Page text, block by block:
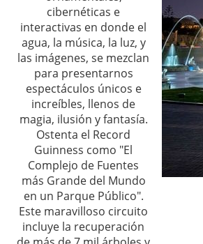
cibernéticas e
interactivas en donde el
agua, la música, la luz, y
las imágenes, se mezclan
para presentarnos
espectáculos únicos e
increíbles, llenos de
magia, ilusión y fantasía.
Ostenta el Record
Guinness como "El
Complejo de Fuentes
más Grande del Mundo
en un Parque Público".
Este maravilloso circuito
incluye la recuperación